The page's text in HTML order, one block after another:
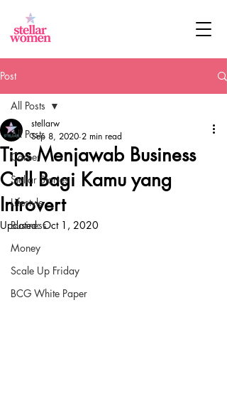
Post
All Posts
Career
Stellar Stories
Lifestyle
Business
Money
Scale Up Friday
BCG White Paper
All Posts
Tips Menjawab Business
Call Bagi Kamu yang
Introvert
stellarw
Sep 8, 2020 2 min read
Updated:Oct 1, 2020